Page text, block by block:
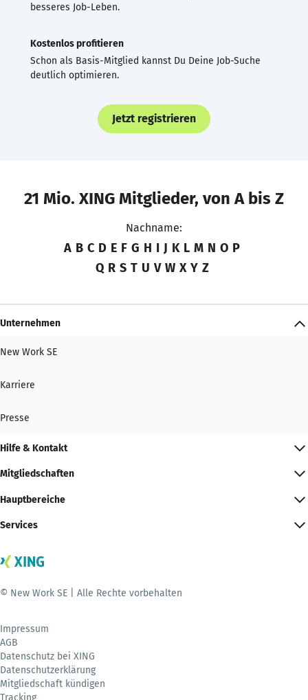
besseres Job-Leben.
Kostenlos profitieren
Schon als Basis-Mitglied kannst Du Deine Job-Suche
deutlich optimieren.
Jetzt registrieren
21 Mio. XING Mitglieder, von A bis Z
Nachname:
A B C D E F G H I J K L M N O P
Q R S T U V W X Y Z
Unternehmen
New Work SE
Karriere
Presse
Hilfe & Kontakt
Mitgliedschaften
Hauptbereiche
Services
© New Work SE | Alle Rechte vorbehalten
Impressum
AGB
Datenschutz bei XING
Datenschutzerklärung
Mitgliedschaft kündigen
Tracking